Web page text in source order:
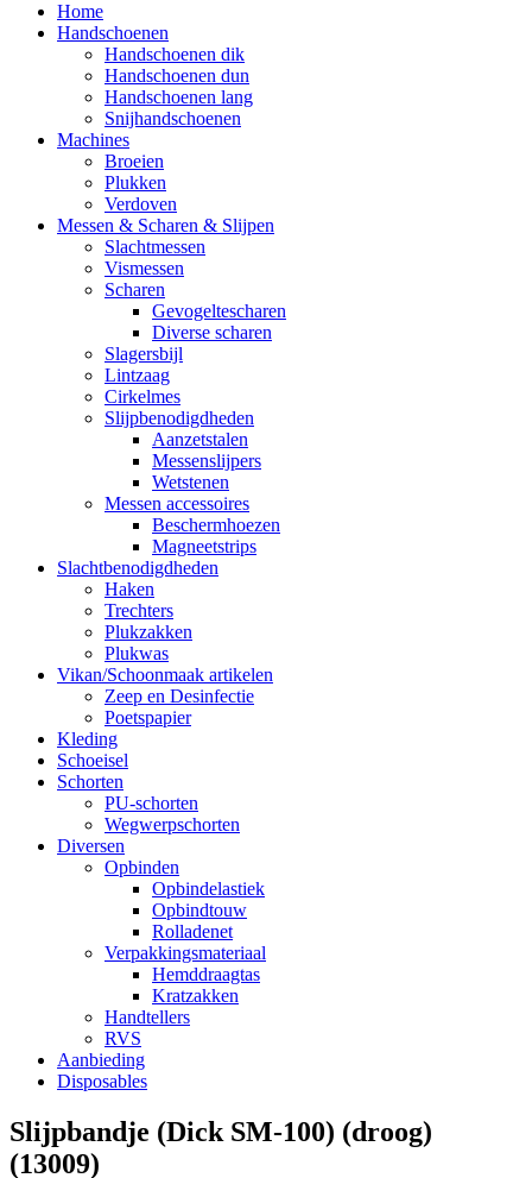
Home
Handschoenen
Handschoenen dik
Handschoenen dun
Handschoenen lang
Snijhandschoenen
Machines
Broeien
Plukken
Verdoven
Messen & Scharen & Slijpen
Slachtmessen
Vismessen
Scharen
Gevogeltescharen
Diverse scharen
Slagersbijl
Lintzaag
Cirkelmes
Slijpbenodigdheden
Aanzetstalen
Messenslijpers
Wetstenen
Messen accessoires
Beschermhoezen
Magneetstrips
Slachtbenodigdheden
Haken
Trechters
Plukzakken
Plukwas
Vikan/Schoonmaak artikelen
Zeep en Desinfectie
Poetspapier
Kleding
Schoeisel
Schorten
PU-schorten
Wegwerpschorten
Diversen
Opbinden
Opbindelastiek
Opbindtouw
Rolladenet
Verpakkingsmateriaal
Hemddraagtas
Kratzakken
Handtellers
RVS
Aanbieding
Disposables
Slijpbandje (Dick SM-100) (droog)
(13009)